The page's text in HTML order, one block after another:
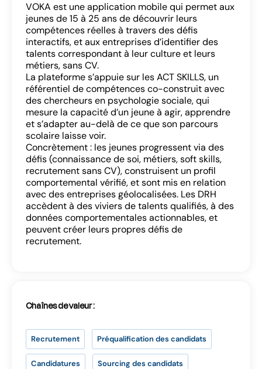
VOKA est une application mobile qui permet aux
jeunes de 15 à 25 ans de découvrir leurs
compétences réelles à travers des défis
interactifs, et aux entreprises d’identifier des
talents correspondant à leur culture et leurs
métiers, sans CV.
La plateforme s’appuie sur les ACT SKILLS, un
référentiel de compétences co-construit avec
des chercheurs en psychologie sociale, qui
mesure la capacité d’un jeune à agir, apprendre
et s’adapter au-delà de ce que son parcours
scolaire laisse voir.
Concrètement : les jeunes progressent via des
défis (connaissance de soi, métiers, soft skills,
recrutement sans CV), construisent un profil
comportemental vérifié, et sont mis en relation
avec des entreprises géolocalisées. Les DRH
accèdent à des viviers de talents qualifiés, à des
données comportementales actionnables, et
peuvent créer leurs propres défis de
recrutement.
Chaînes de valeur :
Recrutement Préqualification des candidats
Candidatures Sourcing des candidats
Se connecter
Contactezcontact@lab-rh.com